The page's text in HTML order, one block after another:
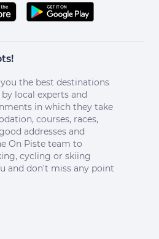
the best destinations
local experts and
in which they take
courses, races,
addresses and
On Piste team to
cycling or skiing
and don't miss any point